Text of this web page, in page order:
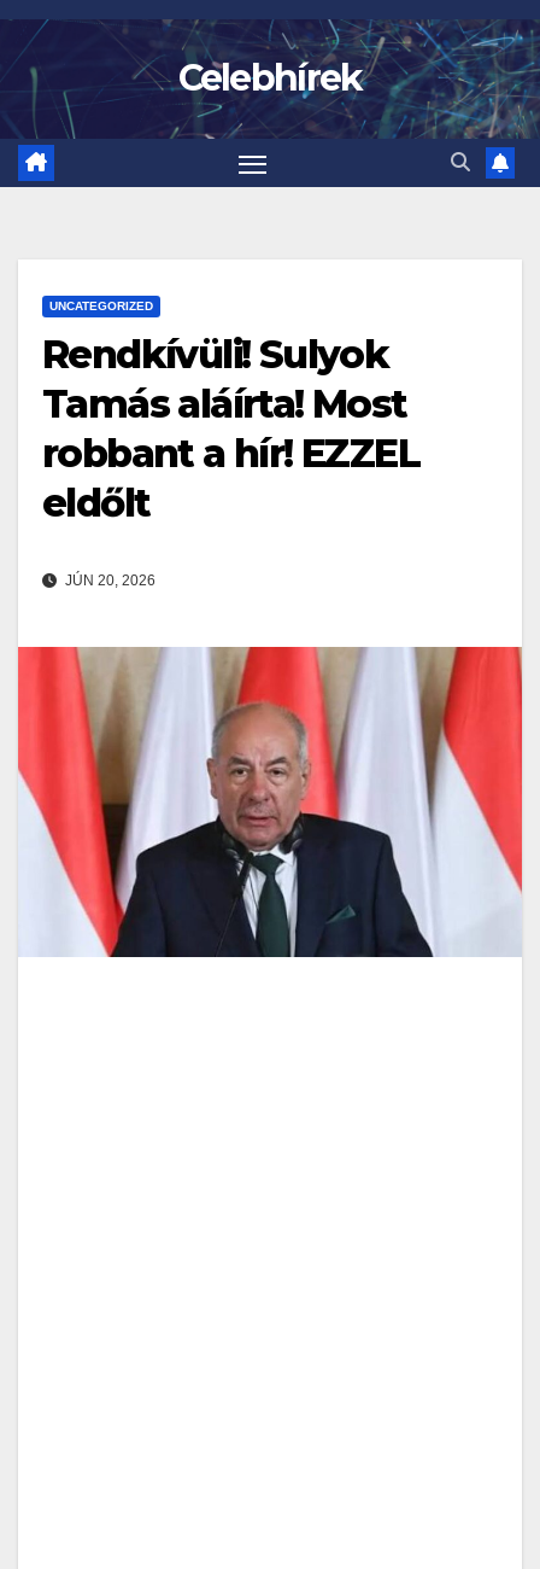
Skip
content
Celebhírek
UNCATEGORIZED
Rendkívüli! Sulyok
Tamás aláírta! Most
robbant a hír! EZZEL
eldőlt
JÚN 20, 2026